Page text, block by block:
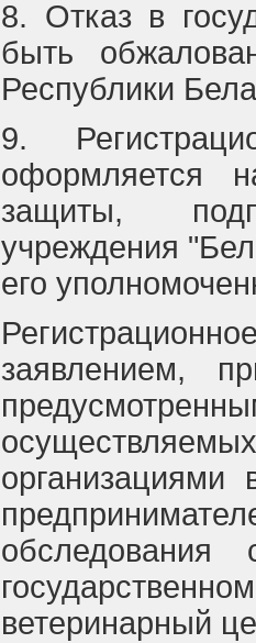
8. Отказ в
быть
Республики
9.
оформляется
защиты,
учреждения
его
заявлением,
обследования
ветеринарный